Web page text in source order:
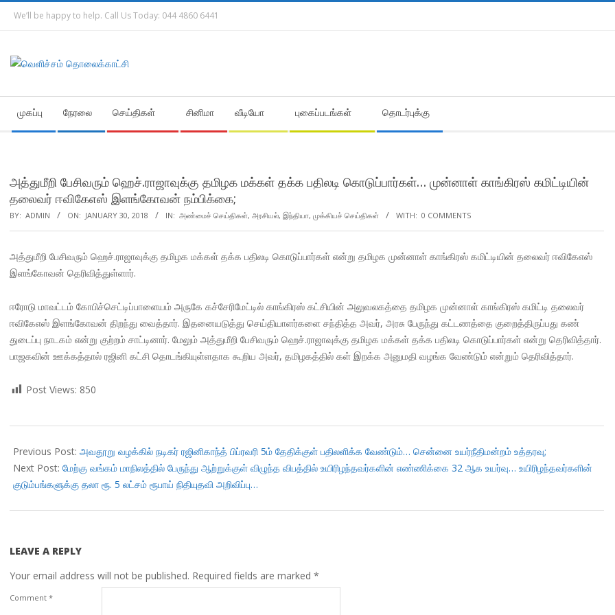
SkipWe’ll be happy to help. Call Us Today: 044 4860 6441
Navigation
Menu
முகப்பு நேரலை செய்திகள் சினிமா வீடியோ புகைப்படங்கள் தொடர்புக்கு
அத்துமீறி பேசிவரும் ஹெச்.ராஜாவுக்கு தமிழக மக்கள் தக்க பதிலடி கொடுப்பார்கள்… முன்னாள் காங்கிரஸ் கமிட்டியின்
தலைவர் ஈவிகேஎஸ் இளங்கோவன் நம்பிக்கை;
BY: ADMIN ON: JANUARY 30, 2018 IN: அண்மைச் செய்திகள், அரசியல், இந்தியா, முக்கியச் செய்திகள் WITH: 0 COMMENTS
அத்துமீறி பேசிவரும் ஹெச்.ராஜாவுக்கு தமிழக மக்கள் தக்க பதிலடி கொடுப்பார்கள் என்று தமிழக முன்னாள் காங்கிரஸ் கமிட்டியின் தலைவர் ஈவிகேஎஸ்
இளங்கோவன் தெரிவித்துள்ளார்.
ஈரோடு மாவட்டம் கோபிச்செட்டிப்பாளையம் அருகே கச்சேரிமேட்டில் காங்கிரஸ் கட்சியின் அலுவலகத்தை தமிழக முன்னாள் காங்கிரஸ் கமிட்டி தலைவர்
ஈவிகேஎஸ் இளங்கோவன் திறந்து வைத்தார். இதனையடுத்து செய்தியாளர்களை சந்தித்த அவர், அரசு பேருந்து கட்டணத்தை குறைத்திருப்பது கண்
துடைப்பு நாடகம் என்று குற்றம் சாட்டினார். மேலும் அத்துமீறி பேசிவரும் ஹெச்.ராஜாவுக்கு தமிழக மக்கள் தக்க பதிலடி கொடுப்பார்கள் என்று தெரிவித்தார்.
பாஜகவின் ஊக்கத்தால் ரஜினி கட்சி தொடங்கியுள்ளதாக கூறிய அவர், தமிழகத்தில் கள் இறக்க அனுமதி வழங்க வேண்டும் என்றும் தெரிவித்தார்.
Post Views: 850
01-
30
Previous Post: அவதூறு வழக்கில் நடிகர் ரஜினிகாந்த் பிப்ரவரி 5ம் தேதிக்குள் பதிலளிக்க வேண்டும்… சென்னை உயர்நீதிமன்றம் உத்தரவு;
Next Post: மேற்கு வங்கம் மாநிலத்தில் பேருந்து ஆற்றுக்குள் விழுந்த விபத்தில் உயிரிழந்தவர்களின் எண்ணிக்கை 32 ஆக உயர்வு… உயிரிழந்தவர்களின்
குடும்பங்களுக்கு தலா ரூ. 5 லட்சம் ரூபாய் நிதியுதவி அறிவிப்பு…
LEAVE A REPLY
Your email address will not be published. Required fields are marked *
Comment *